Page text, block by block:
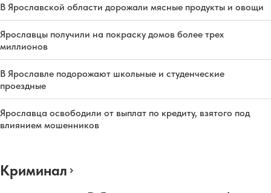
В Ярославской области дорожали мясные продукты и овощи
Ярославцы получили на покраску домов более трех
миллионов
В Ярославле подорожают школьные и студенческие
проездные
Ярославца освободили от выплат по кредиту, взятого под
влиянием мошенников
Криминал